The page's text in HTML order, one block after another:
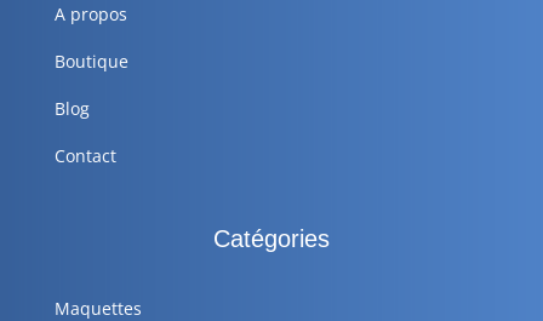
A propos
Boutique
Blog
Contact
Catégories
Maquettes